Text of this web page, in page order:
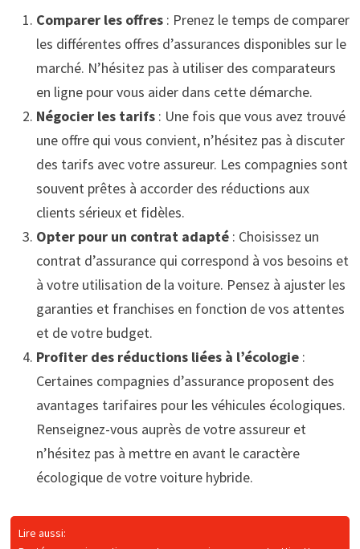
Comparer les offres: Prenez le temps de comparer
les différentes offres d’assurances disponibles sur le
marché. N’hésitez pas à utiliser des comparateurs
en ligne pour vous aider dans cette démarche.
Négocier les tarifs: Une fois que vous avez trouvé
une offre qui vous convient, n’hésitez pas à discuter
des tarifs avec votre assureur. Les compagnies sont
souvent prêtes à accorder des réductions aux
clients sérieux et fidèles.
Opter pour un contrat adapté: Choisissez un
contrat d’assurance qui correspond à vos besoins et
à votre utilisation de la voiture. Pensez à ajuster les
garanties et franchises en fonction de vos attentes
et de votre budget.
Profiter des réductions liées à l’écologie:
Certaines compagnies d’assurance proposent des
avantages tarifaires pour les véhicules écologiques.
Renseignez-vous auprès de votre assureur et
n’hésitez pas à mettre en avant le caractère
écologique de votre voiture hybride.
Lire aussi: